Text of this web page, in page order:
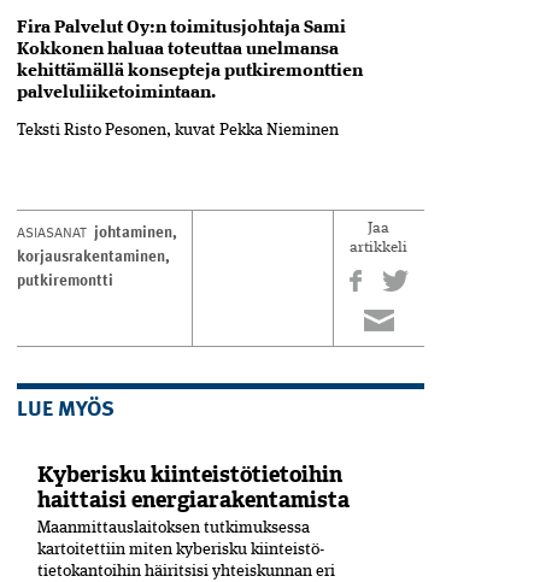
Fira Palvelut Oy:n toimitusjohtaja Sami
Kokkonen haluaa toteuttaa unelmansa
kehittämällä konsepteja putkiremonttien
palveluliiketoimintaan.
Teksti Risto Pesonen, kuvat Pekka Nieminen
ASIASANAT johtaminen,
korjausrakentaminen,
putkiremontti
Jaa
artikkeli
LUE MYÖS
Kyberisku kiinteistötietoihin
haittaisi energiarakentamista
Maanmittauslaitoksen tutkimuksessa
kartoitettiin miten kyberisku kiinteistö­
tietokantoihin häiritsisi yhteiskunnan eri